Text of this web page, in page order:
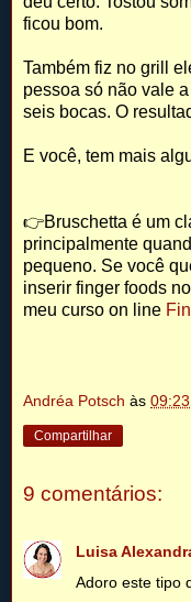
ficou bom.
Também fiz no grill
pessoa só não vale
seis bocas. O
E você, tem mais
👉Bruschetta é um
principalmente
pequeno. Se você
inserir finger foods
meu curso on line
Andréa Potsch às 09:23
Compartilhar
9 comentários:
Luisa
Adoro este tipo